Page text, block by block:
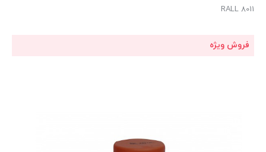
RALL 8011
فروش ویژه